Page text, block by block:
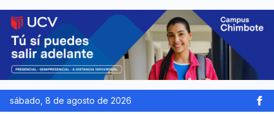
sábado, 8 de agosto de 2026